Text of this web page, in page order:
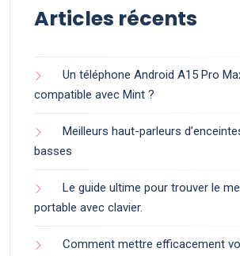
Articles récents
Un téléphone Android A15 Pro
compatible avec Mint ?
Meilleurs haut-parleurs
basses
Le guide ultime pour trouver le
portable avec clavier.
Comment mettre efficacement